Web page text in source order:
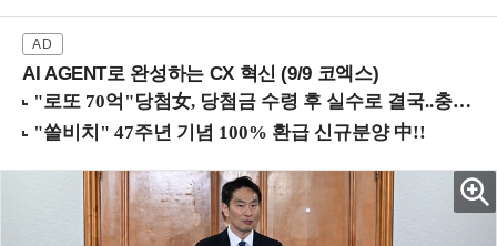
AI AGENT로 완성하는 CX 혁신 (9/9 코엑스)